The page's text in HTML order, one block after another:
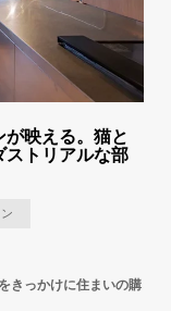
映える。猫と
ストリアルな部
きっかけに住まいの購